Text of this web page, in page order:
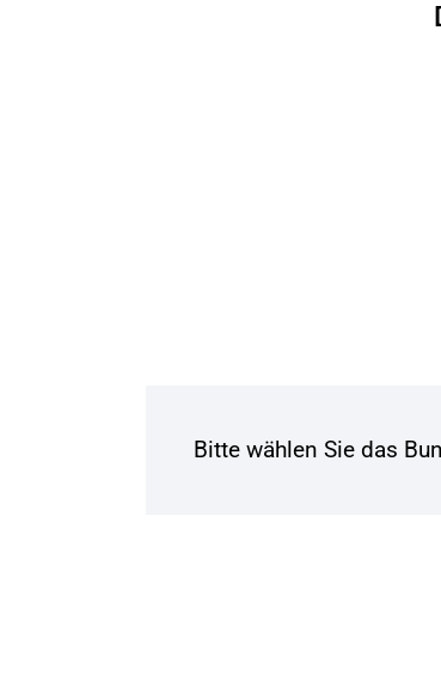
Bitte wählen Sie das